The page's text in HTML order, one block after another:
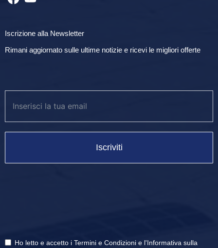
Iscrizione alla Newsletter
Rimani aggiornato sulle ultime notizie e ricevi le migliori offerte
Iscriviti
Ho letto e accetto i Termini e Condizioni e l'Informativa sulla